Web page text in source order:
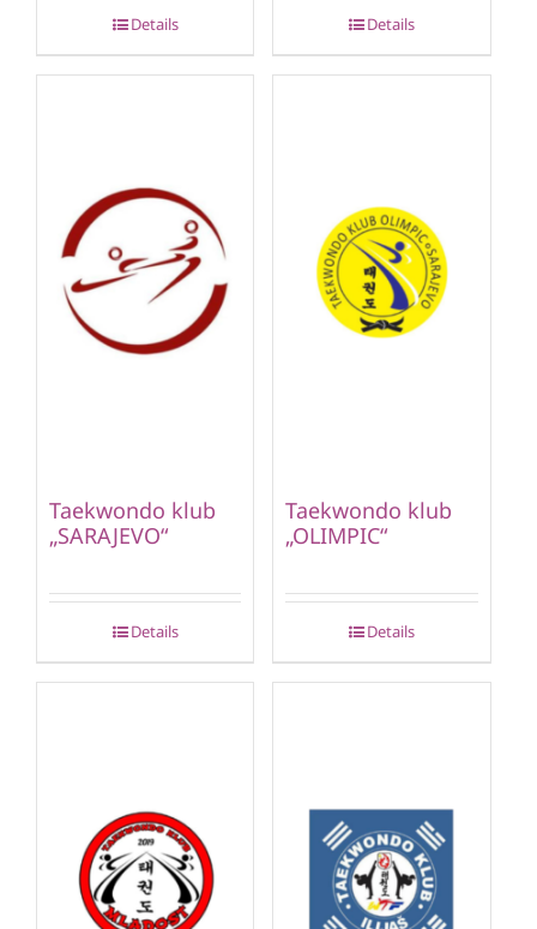
Details Details
Taekwondo klub
„SARAJEVO“
Details
Taekwondo klub
„OLIMPIC“
Details